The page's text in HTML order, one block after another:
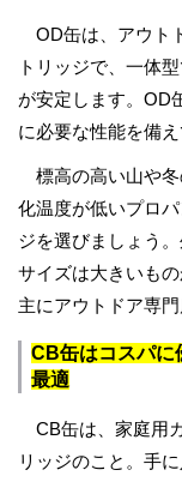
OD缶は、アウト
トリッジで、一体
が安定します。OD
に必要な性能を備え
標高の高い山や冬
化温度が低いプロ
ジを選びましょう
サイズは大きいもの
主にアウトドア専門
CB缶はコスパ
最適
CB缶は、家庭用
リッジのこと。手